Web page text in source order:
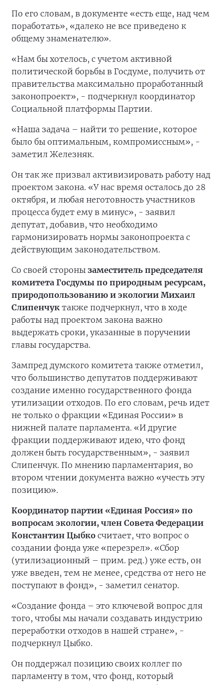
По его словам, в документе «есть еще, над чем
поработать», «далеко не все приведено к
общему знаменателю».
«Нам бы хотелось, с учетом активной
политической борьбы в Госдуме, получить от
правительства максимально проработанный
законопроект», - подчеркнул координатор
Социальной платформы Партии.
«Наша задача – найти то решение, которое
было бы оптимальным, компромиссным», -
заметил Железняк.
Он так же призвал активизировать работу над
проектом закона. «У нас время осталось до 28
октября, и любая неготовность участников
процесса будет ему в минус», - заявил
депутат, добавив, что необходимо
гармонизировать нормы законопроекта с
действующим законодательством.
Со своей стороны заместитель председателя
комитета Госдумы по природным ресурсам,
природопользованию и экологии Михаил
Слипенчук также подчеркнул, что в ходе
работы над проектом закона важно
выдержать сроки, указанные в поручении
главы государства.
Зампред думского комитета также отметил,
что большинство депутатов поддерживают
создание именно государственного фонда
утилизации отходов. По его словам, речь идет
не только о фракции «Единая России» в
нижней палате парламента. «И другие
фракции поддерживают идею, что фонд
должен быть государственным», - заявил
Слипенчук. По мнению парламентария, во
втором чтении документа важно «учесть эту
позицию».
Координатор партии «Единая Россия» по
вопросам экологии, член Совета Федерации
Константин Цыбко считает, что вопрос о
создании фонда уже «перезрел». «Сбор
(утилизационный – прим. ред.) уже есть, он
уже введен, тем не менее, средства от него не
поступают в фонд», - заметил сенатор.
«Создание фонда – это ключевой вопрос для
того, чтобы мы начали создавать индустрию
переработки отходов в нашей стране», -
подчеркнул Цыбко.
Он поддержал позицию своих коллег по
парламенту в том, что фонд, который